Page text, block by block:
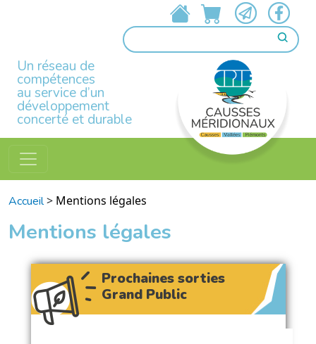
Un réseau de
compétences
au service d’un
développement
concerté et durable
Accueil> Mentions légales
Mentions légales
Prochaines sorties
Grand Public